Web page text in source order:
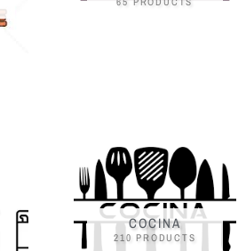
COCINA
210 PRODUCTS